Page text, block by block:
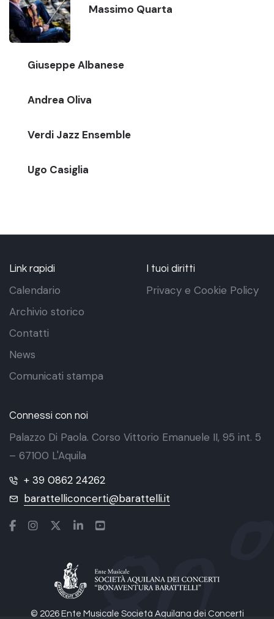
Massimo Quarta
Giuseppe Albanese
Andrea Oliva
Verdi Jazz Ensemble
Ugo Casiglia
© 2026 Ente Musicale Società Aquilana dei Concerti
Link rapidi
Calendario
Archivio storico
Contatti
News
Comunicati stampa
I tuoi diritti
Privacy e Cookie Policy
Connessi con noi
Palazzo Di Paola. Corso Vittorio Emanuele II, 95 int. 5
– 67100 L'Aquila
+ 39 0862 24262
barattelliconcerti@barattelli.it